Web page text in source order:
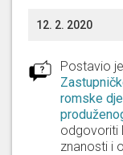
12. 2. 2020
Postavio
romske
odgovoriti
znanosti i